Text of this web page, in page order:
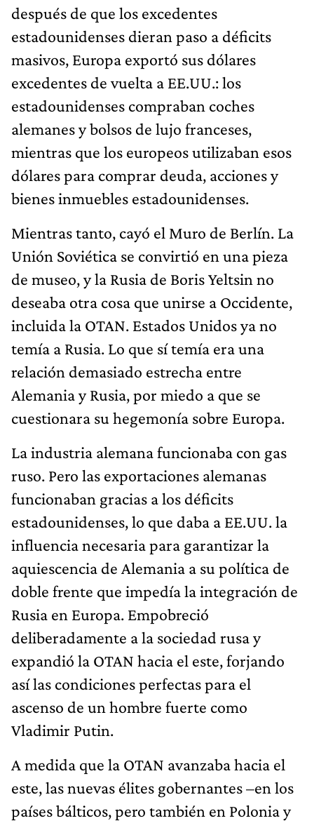
después de que los excedentes
estadounidenses dieran paso a déficits
masivos, Europa exportó sus dólares
excedentes de vuelta a EE.UU.: los
estadounidenses compraban coches
alemanes y bolsos de lujo franceses,
mientras que los europeos utilizaban esos
dólares para comprar deuda, acciones y
bienes inmuebles estadounidenses.
Mientras tanto, cayó el Muro de Berlín. La
Unión Soviética se convirtió en una pieza
de museo, y la Rusia de Boris Yeltsin no
deseaba otra cosa que unirse a Occidente,
incluida la OTAN. Estados Unidos ya no
temía a Rusia. Lo que sí temía era una
relación demasiado estrecha entre
Alemania y Rusia, por miedo a que se
cuestionara su hegemonía sobre Europa.
La industria alemana funcionaba con gas
ruso. Pero las exportaciones alemanas
funcionaban gracias a los déficits
estadounidenses, lo que daba a EE.UU. la
influencia necesaria para garantizar la
aquiescencia de Alemania a su política de
doble frente que impedía la integración de
Rusia en Europa. Empobreció
deliberadamente a la sociedad rusa y
expandió la OTAN hacia el este, forjando
así las condiciones perfectas para el
ascenso de un hombre fuerte como
Vladimir Putin.
A medida que la OTAN avanzaba hacia el
este, las nuevas élites gobernantes –en los
países bálticos, pero también en Polonia y